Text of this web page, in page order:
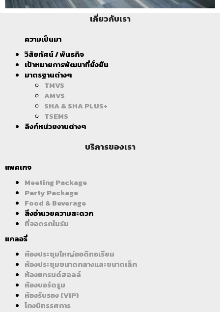
เกี่ยวกับเรา
ความเป็นมา
วิสัยทัศน์ / พันธกิจ
เป้าหมายการพัฒนาที่ยั่งยืน
มาตรฐานต่างๆ
TMVS
AMVS
SHA & SHA PLUS+
TSEMS
ลิงก์หน่วยงานต่างๆ
บริการของเรา
แพคเกจ
Meeting Package
Party Package
Food & Beverage
สิ่งอำนวยความสะดวก
ที่จอดรถในร่ม
แกลอรี่
ห้องประชุมใหญ่ออดิทอเรียม
ห้องประชุมขนาดกลางและขนาดเล็ก
ห้องแกรนด์ฮอลล์
ห้องบอร์ดรูม
ห้องรับรอง (VIP)
โถงนิทรรศการ